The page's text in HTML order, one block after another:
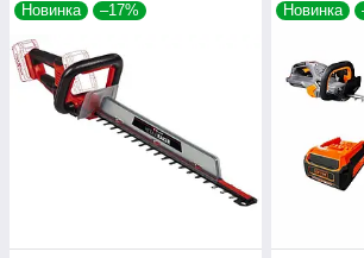
Новинка –17% Новинка